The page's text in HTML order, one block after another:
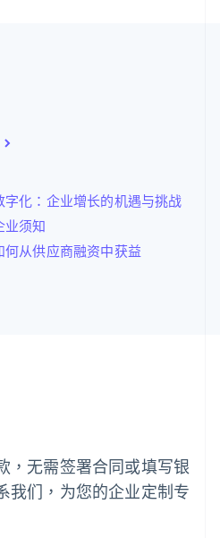
化：企业增长的机遇与挑战
业须知
从供应商融资中获益
，无需签署合同或填写银
我们，为您的企业定制专